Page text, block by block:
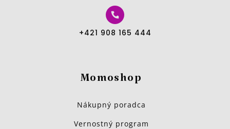
+421 908 165 444
Momoshop
Nákupný poradca
Vernostný program